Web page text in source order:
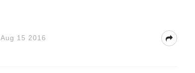
Aug 15 2016